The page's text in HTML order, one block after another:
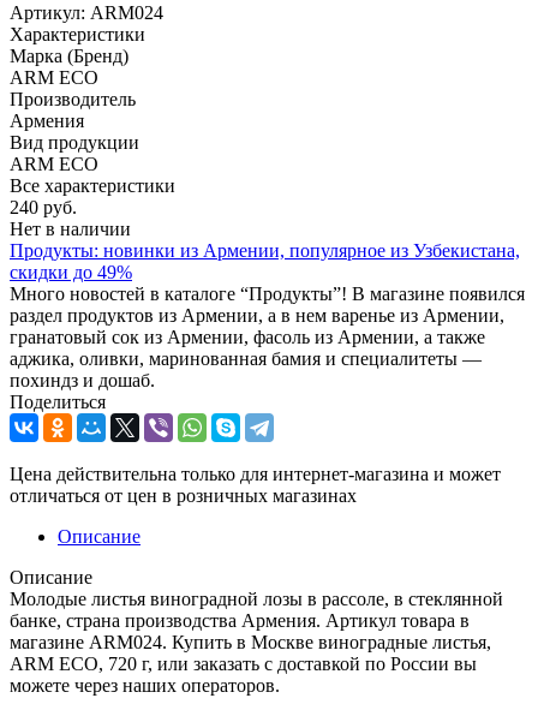
Артикул: ARM024
Характеристики
Марка (Бренд)
ARM ECO
Производитель
Армения
Вид продукции
ARM ECO
Все характеристики
240 руб.
Нет в наличии
Продукты: новинки из Армении, популярное из Узбекистана,
скидки до 49%
Много новостей в каталоге “Продукты” ! В магазине появился
раздел продуктов из Армении , а в нем варенье из Армении,
гранатовый сок из Армении, фасоль из Армении, а также
аджика, оливки, маринованная бамия и специалитеты —
похиндз и дошаб.
Поделиться
Цена действительна только для интернет-магазина и может
отличаться от цен в розничных магазинах
Описание
Описание
Молодые листья виноградной лозы в рассоле, в стеклянной
банке, страна производства Армения. Артикул товара в
магазине ARM024. Купить в Москве виноградные листья,
ARM ECO, 720 г, или заказать с доставкой по России вы
можете через наших операторов.